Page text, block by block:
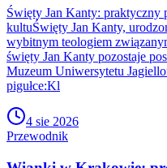
Święty Jan Kanty: praktyczny
kultuŚwięty Jan Kanty,
wybitnym teologiem
święty Jan Kanty pozostaje
Muzeum Uniwersytetu
pigułce:Kl
4 sie 2026
Przewodnik